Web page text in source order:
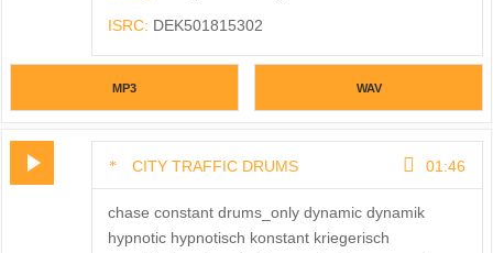
ISRC: DEK501815302
MP3 WAV
CITY TRAFFIC DRUMS 01:46
chase constant drums_only dynamic dynamik
hypnotic hypnotisch konstant kriegerisch